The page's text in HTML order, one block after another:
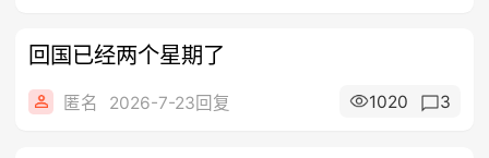
回国已经两个星期了
匿名 2026-7-23回复 1020 3